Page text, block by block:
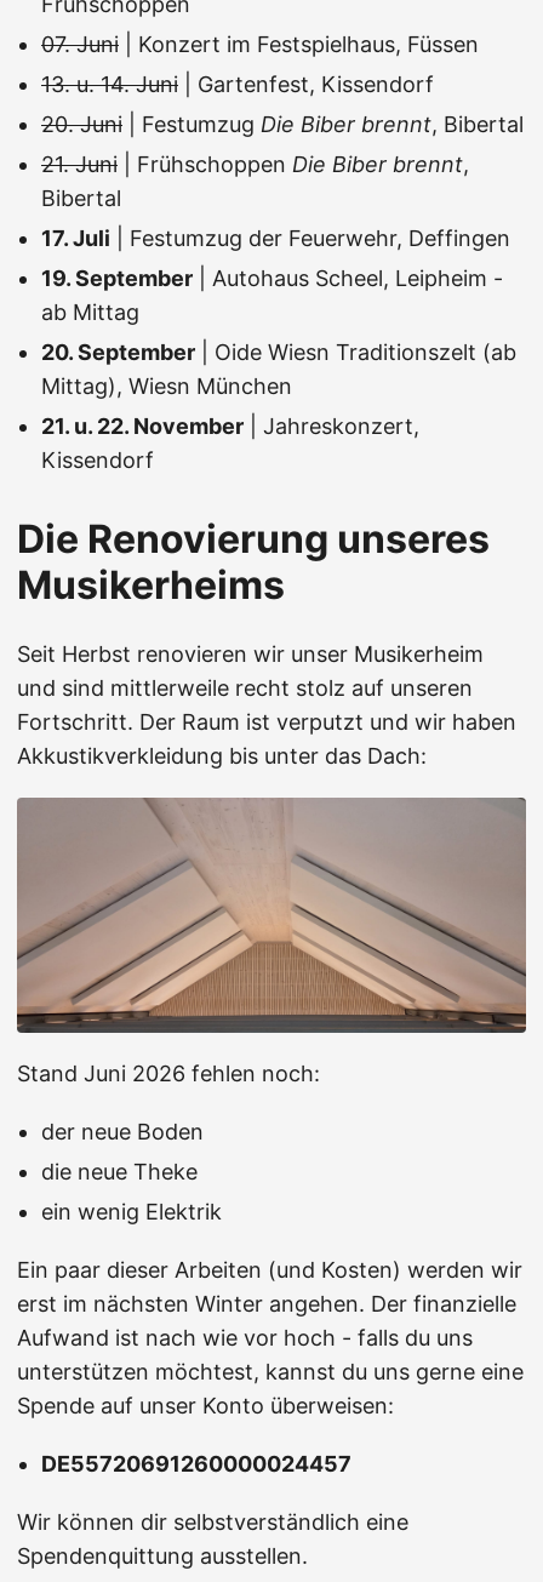
07. Juni | Konzert im Festspielhaus, Füssen
13. u. 14. Juni | Gartenfest, Kissendorf
20. Juni | Festumzug Die Biber brennt, Bibertal
21. Juni | Frühschoppen Die Biber brennt,
Bibertal
17. Juli | Festumzug der Feuerwehr, Deffingen
19. September | Autohaus Scheel, Leipheim -
ab Mittag
20. September | Oide Wiesn Traditionszelt (ab
Mittag), Wiesn München
21. u. 22. November | Jahreskonzert,
Kissendorf
Die Renovierung unseres
Musikerheims
Seit Herbst renovieren wir unser Musikerheim
und sind mittlerweile recht stolz auf unseren
Fortschritt. Der Raum ist verputzt und wir haben
Akkustikverkleidung bis unter das Dach:
Stand Juni 2026 fehlen noch:
der neue Boden
die neue Theke
ein wenig Elektrik
Ein paar dieser Arbeiten (und Kosten) werden wir
erst im nächsten Winter angehen. Der finanzielle
Aufwand ist nach wie vor hoch - falls du uns
unterstützen möchtest, kannst du uns gerne eine
Spende auf unser Konto überweisen:
DE55720691260000024457
Wir können dir selbstverständlich eine
Spendenquittung ausstellen.